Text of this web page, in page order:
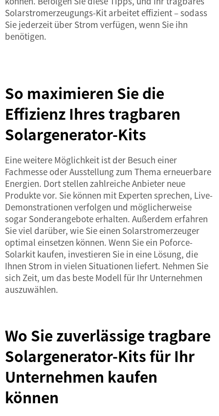
Solarstromerzeugungs-Kit arbeitet effizient – sodass
Sie jederzeit über Strom verfügen, wenn Sie ihn
benötigen.
So maximieren Sie die
Effizienz Ihres tragbaren
Solargenerator-Kits
Eine weitere Möglichkeit ist der Besuch einer
Fachmesse oder Ausstellung zum Thema erneuerbare
Energien. Dort stellen zahlreiche Anbieter neue
Produkte vor. Sie können mit Experten sprechen, Live-
Demonstrationen verfolgen und möglicherweise
sogar Sonderangebote erhalten. Außerdem erfahren
Sie viel darüber, wie Sie einen Solarstromerzeuger
optimal einsetzen können. Wenn Sie ein Poforce-
Solarkit kaufen, investieren Sie in eine Lösung, die
Ihnen Strom in vielen Situationen liefert. Nehmen Sie
sich Zeit, um das beste Modell für Ihr Unternehmen
auszuwählen.
Wo Sie zuverlässige tragbare
Solargenerator-Kits für Ihr
Unternehmen kaufen
können